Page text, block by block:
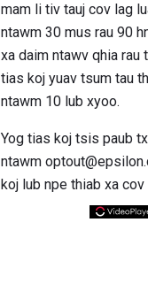
mam li tiv tauj cov lag
ntawm 30 mus rau 90
xa daim ntawv qhia
tias koj yuav tsum tau
ntawm 10 lub xyoo.
Yog tias koj tsis paub
ntawm
koj lub npe thiab xa